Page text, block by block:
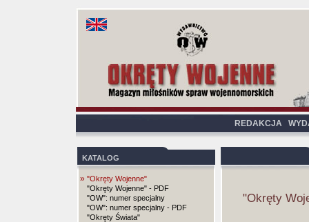
REDAKCJA
KATALOG
» "Okręty Wojenne"
"Okręty Wojenne" - PDF
"OW": numer specjalny
"OW": numer specjalny - PDF
"Okręty Świata"
"Okręty